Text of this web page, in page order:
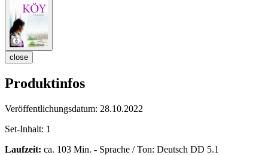
close
Produktinfos
Veröffentlichungsdatum: 28.10.2022
Set-Inhalt: 1
Laufzeit: ca. 103 Min. - Sprache / Ton: Deutsch DD 5.1